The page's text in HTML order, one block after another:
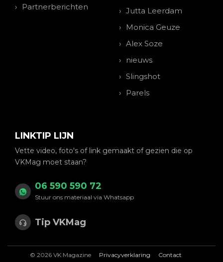
Partnerberichten
Jutta Leerdam
Monica Geuze
Alex Soze
nieuws
Slingshot
Parels
LINKTIP LIJN
Vette video, foto's of link gemaakt of gezien die op
VKMag moet staan?
06 590 590 72
Stuur ons materiaal via Whatsapp
Tip VKMag
© 2026 VK Magazine Privacyverklaring
Contact